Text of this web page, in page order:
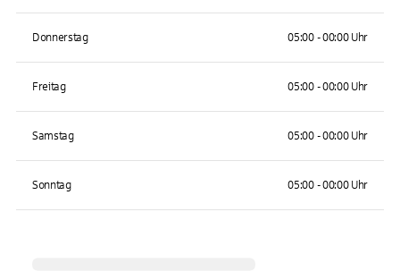
Donnerstag 05:00 - 00:00 Uhr
Freitag 05:00 - 00:00 Uhr
Samstag 05:00 - 00:00 Uhr
Sonntag 05:00 - 00:00 Uhr